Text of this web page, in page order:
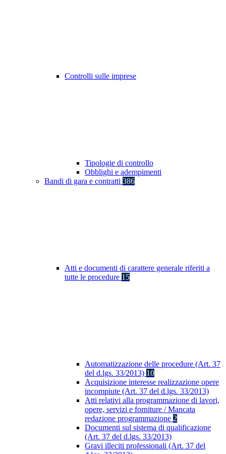
Controlli sulle imprese
Tipologie di controllo
Obblighi e adempimenti
Bandi di gara e contratti 386
Atti e documenti di carattere generale riferiti a
tutte le procedure 15
Automatizzazione delle procedure (Art. 37
del d.lgs. 33/2013) 10
Acquisizione interesse realizzazione opere
incompiute (Art. 37 del d.lgs. 33/2013)
Atti relativi alla programmazione di lavori,
opere, servizi e forniture / Mancata
redazione programmazione 2
Documenti sul sistema di qualificazione
(Art. 37 del d.lgs. 33/2013)
Gravi illeciti professionali (Art. 37 del